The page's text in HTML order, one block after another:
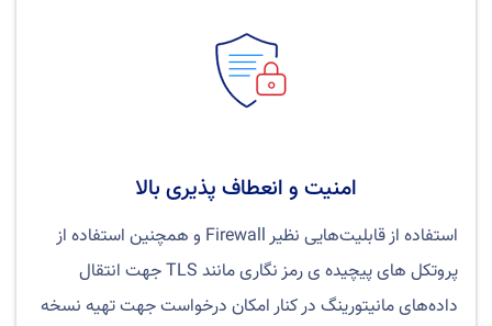
امنیت و انعطاف پذیری بالا
استفاده از قابلیت‌هایی نظیر Firewall و همچنین استفاده از
پروتکل های پیچیده ی رمز نگاری مانند TLS جهت انتقال
داده‌های مانیتورینگ در کنار امکان درخواست جهت تهیه نسخه